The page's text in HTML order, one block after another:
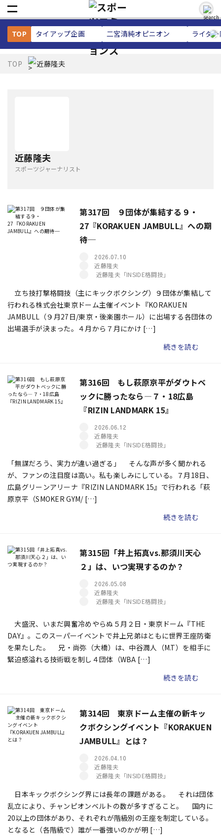
TOP タイアップ企画 二宮清純オピニオン ライタ
TOP 近藤隆夫
近藤隆夫
スポーツジャーナリスト
第317回 ９団体が集結する９・
27『KORAKUEN JAMBULL』への期
待─
2026.07.10
近藤隆夫
近藤隆夫「INSIDE格闘技」
立ち技打撃格闘技（主にキックボクシング）９団体が集結して
行われる株式会社東京ドーム主催イベント『KORAKUEN
JAMBULL（９月27日/東京・後楽園ホール）に出場する各団体の
出場選手が決まった。４月から７月にかけ […]
続きを読む
第316回 もし萩原京平がダウトベ
ックに勝ったなら―７・18広島
『RIZIN LANDMARK 15』
2026.06.12
近藤隆夫
近藤隆夫「INSIDE格闘技」
「無謀だろう、実力が違い過ぎる」 そんな声が多く聞かれる
が、ファンの注目度は高い。私も楽しみにしている。７月18日、
広島グリーンアリーナ『RIZIN LANDMARK 15』で行われる「萩
原京平（SMOKER GYM/ […]
続きを読む
第315回「井上拓真vs.那須川天心
２」は、いつ実現するのか？
2026.05.08
近藤隆夫
近藤隆夫「INSIDE格闘技」
大盛況、いまだ興奮冷めやらぬ５月２日・東京ドーム『THE
DAY』。このスーパーイベントで井上兄弟はともに世界王座防衛
を果たした。 兄・尚弥（大橋）は、中谷潤人（M.T）を相手に
緊迫感溢れる技術戦を制し４団体（WBA […]
続きを読む
第314回 東京ドーム主催の新キッ
クボクシングイベント『KORAKUEN
JAMBULL』とは？
2026.04.10
近藤隆夫
近藤隆夫「INSIDE格闘技」
日本キックボクシング界には長年の課題がある。 それは団体
乱立により、チャンピオンベルトの数が多すぎること。 国内に
20以上の団体があり、それぞれが階級別の王座を制定している。
となると（各階級で）誰が一番強いのかが明 […]